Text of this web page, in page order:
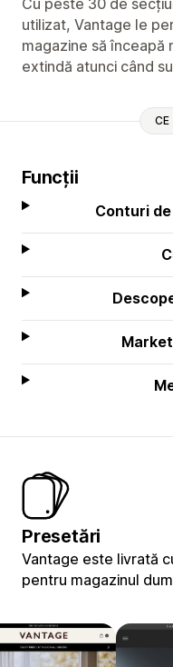
utilizat, Vantage le
magazine să înceapă
extindă atunci când
Funcții
Conturi
Presetări
Vantage este livrată
pentru magazinul